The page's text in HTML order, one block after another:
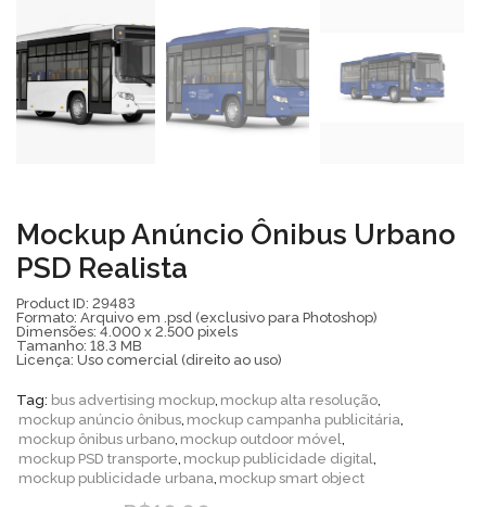
Mockup Anúncio Ônibus Urbano
PSD Realista
Product ID: 29483
Formato: Arquivo em .psd (exclusivo para Photoshop)
Dimensões: 4.000 x 2.500 pixels
Tamanho: 18.3 MB
Licença: Uso comercial (direito ao uso)
Tag: bus advertising mockup, mockup alta resolução,
mockup anúncio ônibus, mockup campanha publicitária,
mockup ônibus urbano, mockup outdoor móvel,
mockup PSD transporte, mockup publicidade digital,
mockup publicidade urbana, mockup smart object